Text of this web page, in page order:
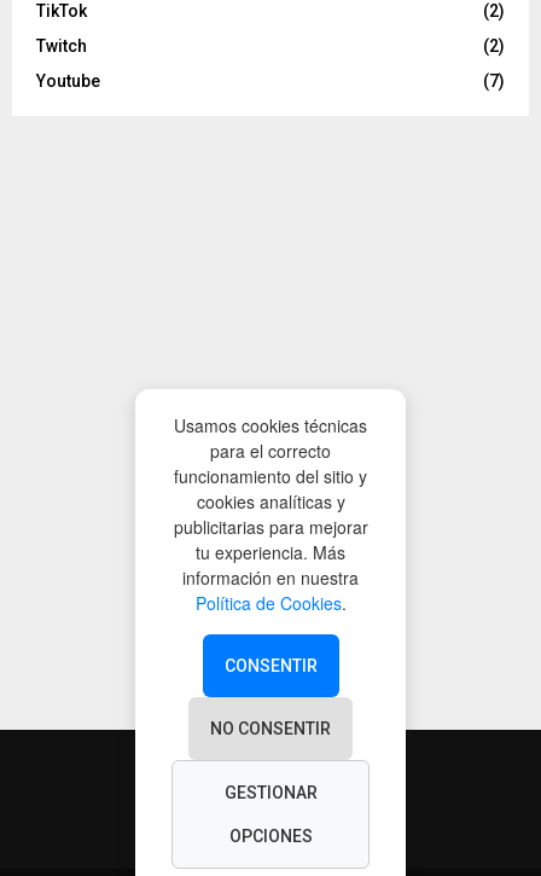
TikTok
(2)
Twitch
(2)
Youtube
(7)
Usamos cookies técnicas
para el correcto
funcionamiento del sitio y
cookies analíticas y
publicitarias para mejorar
tu experiencia. Más
información en nuestra
Política de Cookies.
CONSENTIR
NO CONSENTIR
GESTIONAR
OPCIONES